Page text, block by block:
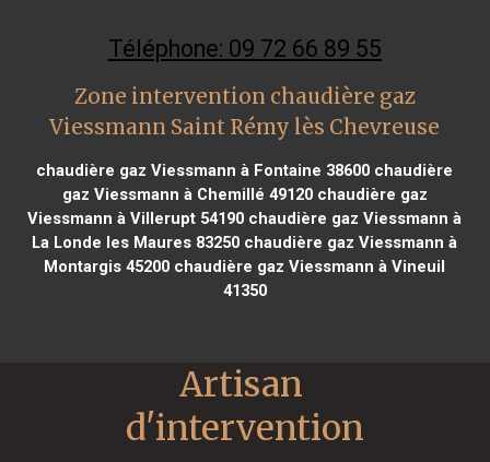
Téléphone: 09 72 66 89 55
Zone intervention chaudière gaz
Viessmann Saint Rémy lès Chevreuse
chaudière gaz Viessmann à Fontaine 38600 chaudière
gaz Viessmann à Chemillé 49120chaudière gaz
Viessmann à Villerupt 54190 chaudière gaz Viessmann à
La Londe les Maures 83250 chaudière gaz Viessmann à
Montargis 45200 chaudière gaz Viessmann à Vineuil
41350
Artisan
d'intervention